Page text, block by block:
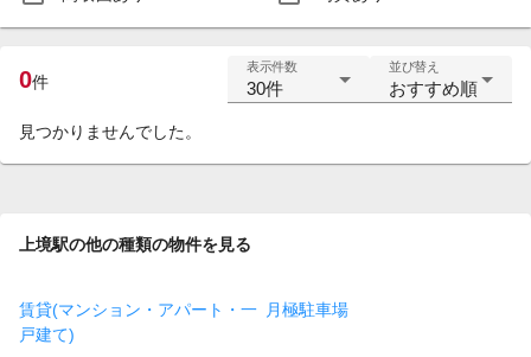
0件
表示件数
30件
並び替え
おすすめ順
見つかりませんでした。
上境駅の他の種類の物件を見る
賃貸(マンション・アパート・一
戸建て)
月極駐車場